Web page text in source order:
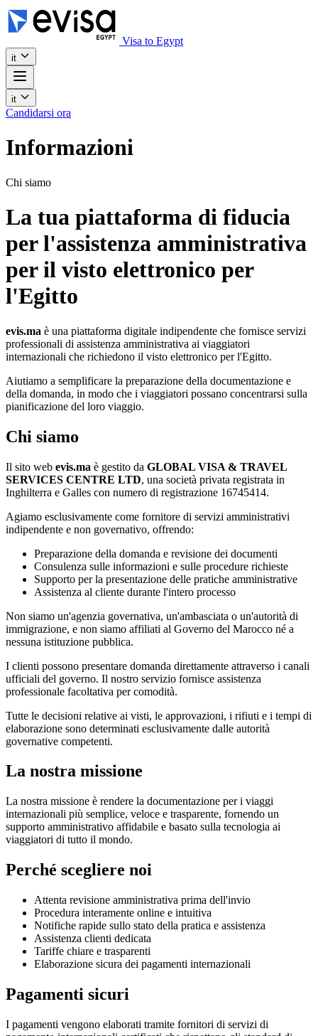
Visa to Egypt
it
it
Candidarsi ora
Informazioni
Chi siamo
La tua piattaforma di fiducia
per l'assistenza amministrativa
per il visto elettronico per
l'Egitto
evis.ma è una piattaforma digitale indipendente che fornisce servizi
professionali di assistenza amministrativa ai viaggiatori
internazionali che richiedono il visto elettronico per l'Egitto.
Aiutiamo a semplificare la preparazione della documentazione e
della domanda, in modo che i viaggiatori possano concentrarsi sulla
pianificazione del loro viaggio.
Chi siamo
Il sito web evis.ma è gestito da GLOBAL VISA & TRAVEL
SERVICES CENTRE LTD, una società privata registrata in
Inghilterra e Galles con numero di registrazione 16745414.
Agiamo esclusivamente come fornitore di servizi amministrativi
indipendente e non governativo, offrendo:
Preparazione della domanda e revisione dei documenti
Consulenza sulle informazioni e sulle procedure richieste
Supporto per la presentazione delle pratiche amministrative
Assistenza al cliente durante l'intero processo
Non siamo un'agenzia governativa, un'ambasciata o un'autorità di
immigrazione, e non siamo affiliati al Governo del Marocco né a
nessuna istituzione pubblica.
I clienti possono presentare domanda direttamente attraverso i canali
ufficiali del governo. Il nostro servizio fornisce assistenza
professionale facoltativa per comodità.
Tutte le decisioni relative ai visti, le approvazioni, i rifiuti e i tempi di
elaborazione sono determinati esclusivamente dalle autorità
governative competenti.
La nostra missione
La nostra missione è rendere la documentazione per i viaggi
internazionali più semplice, veloce e trasparente, fornendo un
supporto amministrativo affidabile e basato sulla tecnologia ai
viaggiatori di tutto il mondo.
Perché scegliere noi
Attenta revisione amministrativa prima dell'invio
Procedura interamente online e intuitiva
Notifiche rapide sullo stato della pratica e assistenza
Assistenza clienti dedicata
Tariffe chiare e trasparenti
Elaborazione sicura dei pagamenti internazionali
Pagamenti sicuri
I pagamenti vengono elaborati tramite fornitori di servizi di